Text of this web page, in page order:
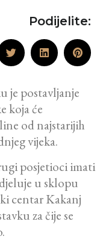
Podijelite:
je postavljanje
koja će
od najstarijih
vijeka.
posjetioci imati
u sklopu
centar Kakanj
za čije se